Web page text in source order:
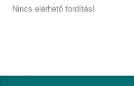
Nincs elérhető fordítás!